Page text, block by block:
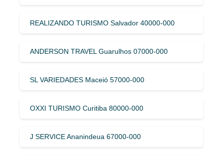
REALIZANDO TURISMO Salvador 40000-000
ANDERSON TRAVEL Guarulhos 07000-000
SL VARIEDADES Maceió 57000-000
OXXI TURISMO Curitiba 80000-000
J SERVICE Ananindeua 67000-000